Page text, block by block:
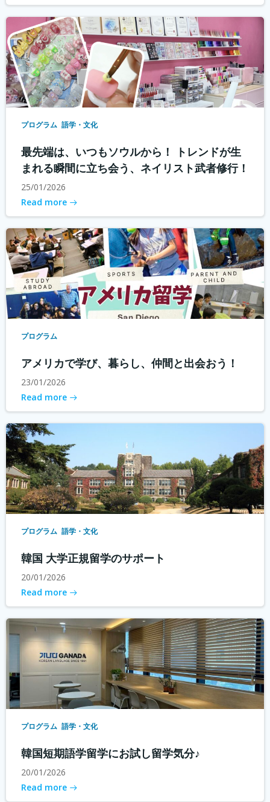
プログラム 語学・文化
最先端は、いつもソウルから！ トレンドが生
まれる瞬間に立ち会う、ネイリスト武者修行！
25/01/2026
Read more
プログラム
アメリカで学び、暮らし、仲間と出会おう！
23/01/2026
Read more
プログラム 語学・文化
韓国 大学正規留学のサポート
20/01/2026
Read more
プログラム 語学・文化
韓国短期語学留学にお試し留学気分♪
20/01/2026
Read more